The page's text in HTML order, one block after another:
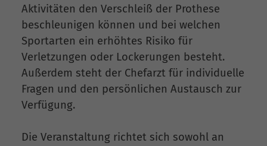
Aktivitäten den Verschleiß der Prothese
beschleunigen können und bei welchen
Sportarten ein erhöhtes Risiko für
Verletzungen oder Lockerungen besteht.
Außerdem steht der Chefarzt für individuelle
Fragen und den persönlichen Austausch zur
Verfügung.
Die Veranstaltung richtet sich sowohl an